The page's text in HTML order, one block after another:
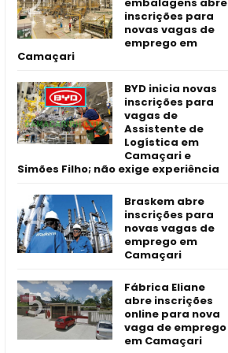
inscrições para
novas vagas de
emprego em
Camaçari
BYD inicia novas
inscrições para
vagas de
Assistente de
Logística em
Camaçari e
Simões Filho; não exige experiência
Braskem abre
inscrições para
novas vagas de
emprego em
Camaçari
Fábrica Eliane
abre inscrições
online para nova
vaga de emprego
em Camaçari